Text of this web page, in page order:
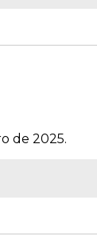
de 2025.